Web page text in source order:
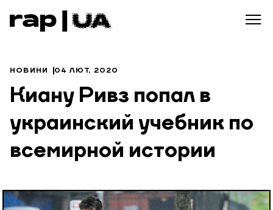
НОВИНИ 04 ЛЮТ, 2020
Киану Ривз попал в
украинский учебник по
всемирной истории